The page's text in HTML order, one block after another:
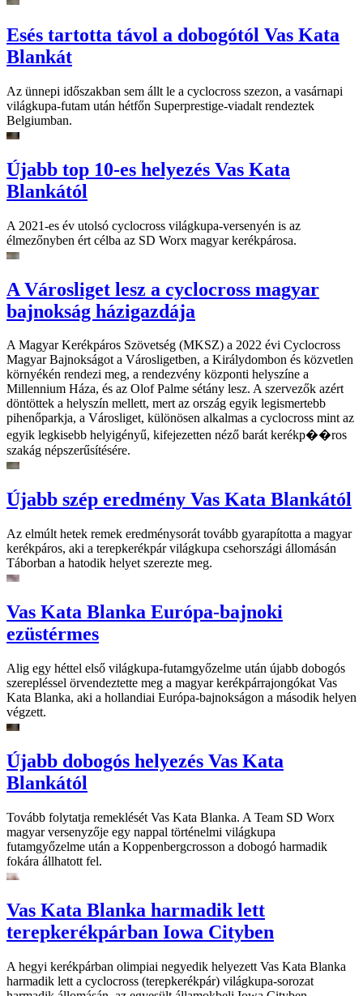
Esés tartotta távol a dobogótól Vas Kata
Blankát
Az ünnepi időszakban sem állt le a cyclocross szezon, a vasárnapi
világkupa-futam után hétfőn Superprestige-viadalt rendeztek
Belgiumban.
Újabb top 10-es helyezés Vas Kata
Blankától
A 2021-es év utolsó cyclocross világkupa-versenyén is az
élmezőnyben ért célba az SD Worx magyar kerékpárosa.
A Városliget lesz a cyclocross magyar
bajnokság házigazdája
A Magyar Kerékpáros Szövetség (MKSZ) a 2022 évi Cyclocross
Magyar Bajnokságot a Városligetben, a Királydombon és közvetlen
környékén rendezi meg, a rendezvény központi helyszíne a
Millennium Háza, és az Olof Palme sétány lesz. A szervezők azért
döntöttek a helyszín mellett, mert az ország egyik legismertebb
pihenőparkja, a Városliget, különösen alkalmas a cyclocross mint az
egyik legkisebb helyigényű, kifejezetten néző barát kerékp��ros
szakág népszerűsítésére.
Újabb szép eredmény Vas Kata Blankától
Az elmúlt hetek remek eredménysorát tovább gyarapította a magyar
kerékpáros, aki a terepkerékpár világkupa csehországi állomásán
Táborban a hatodik helyet szerezte meg.
Vas Kata Blanka Európa-bajnoki
ezüstérmes
Alig egy héttel első világkupa-futamgyőzelme után újabb dobogós
szerepléssel örvendeztette meg a magyar kerékpárrajongókat Vas
Kata Blanka, aki a hollandiai Európa-bajnokságon a második helyen
végzett.
Újabb dobogós helyezés Vas Kata
Blankától
Tovább folytatja remeklését Vas Kata Blanka. A Team SD Worx
magyar versenyzője egy nappal történelmi világkupa
futamgyőzelme után a Koppenbergcrosson a dobogó harmadik
fokára állhatott fel.
Vas Kata Blanka harmadik lett
terepkerékpárban Iowa Cityben
A hegyi kerékpárban olimpiai negyedik helyezett Vas Kata Blanka
harmadik lett a cyclocross (terepkerékpár) világkupa-sorozat